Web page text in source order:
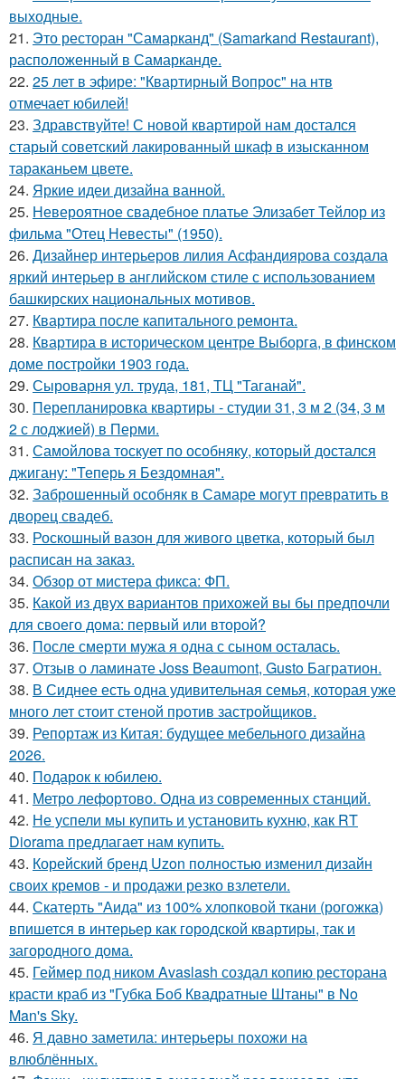
выходные.
21. Это ресторан "Самарканд" (Samarkand Restaurant),
расположенный в Самарканде.
22. 25 лет в эфире: "Квартирный Вопрос" на нтв
отмечает юбилей!
23. Здравствуйте! С новой квартирой нам достался
старый советский лакированный шкаф в изысканном
тараканьем цвете.
24. Яркие идеи дизайна ванной.
25. Невероятное свадебное платье Элизабет Тейлор из
фильма "Отец Невесты" (1950).
26. Дизайнер интерьеров лилия Асфандиярова создала
яркий интерьер в английском стиле с использованием
башкирских национальных мотивов.
27. Квартира после капитального ремонта.
28. Квартира в историческом центре Выборга, в финском
доме постройки 1903 года.
29. Сыроварня ул. труда, 181, ТЦ "Таганай".
30. Перепланировка квартиры - студии 31, 3 м 2 (34, 3 м
2 с лоджией) в Перми.
31. Самойлова тоскует по особняку, который достался
джигану: "Теперь я Бездомная".
32. Заброшенный особняк в Самаре могут превратить в
дворец свадеб.
33. Роскошный вазон для живого цветка, который был
расписан на заказ.
34. Обзор от мистера фикса: ФП.
35. Какой из двух вариантов прихожей вы бы предпочли
для своего дома: первый или второй?
36. После смерти мужа я одна с сыном осталась.
37. Отзыв о ламинате Joss Beaumont, Gusto Багратион.
38. В Сиднее есть одна удивительная семья, которая уже
много лет стоит стеной против застройщиков.
39. Репортаж из Китая: будущее мебельного дизайна
2026.
40. Подарок к юбилею.
41. Метро лефортово. Одна из современных станций.
42. Не успели мы купить и установить кухню, как RT
Diorama предлагает нам купить.
43. Корейский бренд Uzon полностью изменил дизайн
своих кремов - и продажи резко взлетели.
44. Скатерть "Аида" из 100% хлопковой ткани (рогожка)
впишется в интерьер как городской квартиры, так и
загородного дома.
45. Геймер под ником Avaslash создал копию ресторана
красти краб из "Губка Боб Квадратные Штаны" в No
Man's Sky.
46. Я давно заметила: интерьеры похожи на
влюблённых.